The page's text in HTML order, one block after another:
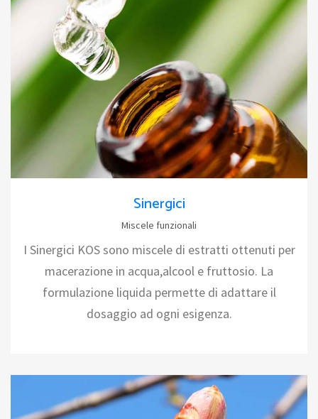
Sinergici
Miscele funzionali
I Sinergici KOS sono miscele di estratti ottenuti per
macerazione in acqua,alcool e fruttosio. La
formulazione liquida permette di adattare il
dosaggio ad ogni esigenza.